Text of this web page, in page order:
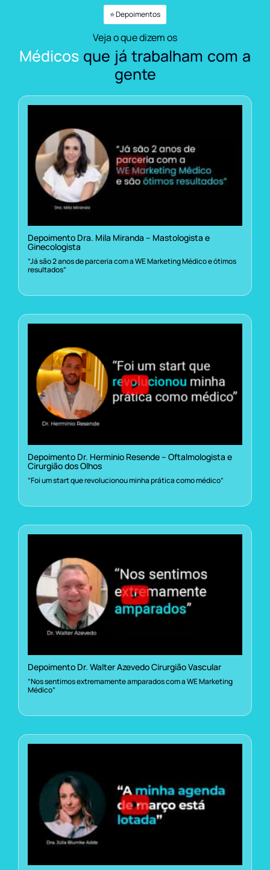
⭐ Depoimentos
Veja o que dizem os
Médicos que já trabalham com a
gente
Depoimento Dra. Mila Miranda – Mastologista e
Ginecologista
“Já são 2 anos de parceria com a WE Marketing Médico e ótimos
resultados”
Depoimento Dr. Herminio Resende – Oftalmologista e
Cirurgião dos Olhos
“Foi um start que revolucionou minha prática como médico”
Depoimento Dr. Walter Azevedo Cirurgião Vascular
“Nos sentimos extremamente amparados com a WE Marketing
Médico”